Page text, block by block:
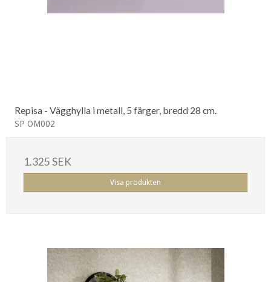
Repisa - Vägghylla i metall, 5 färger, bredd 28 cm.
SP OM002
1.325 SEK
Visa produkten